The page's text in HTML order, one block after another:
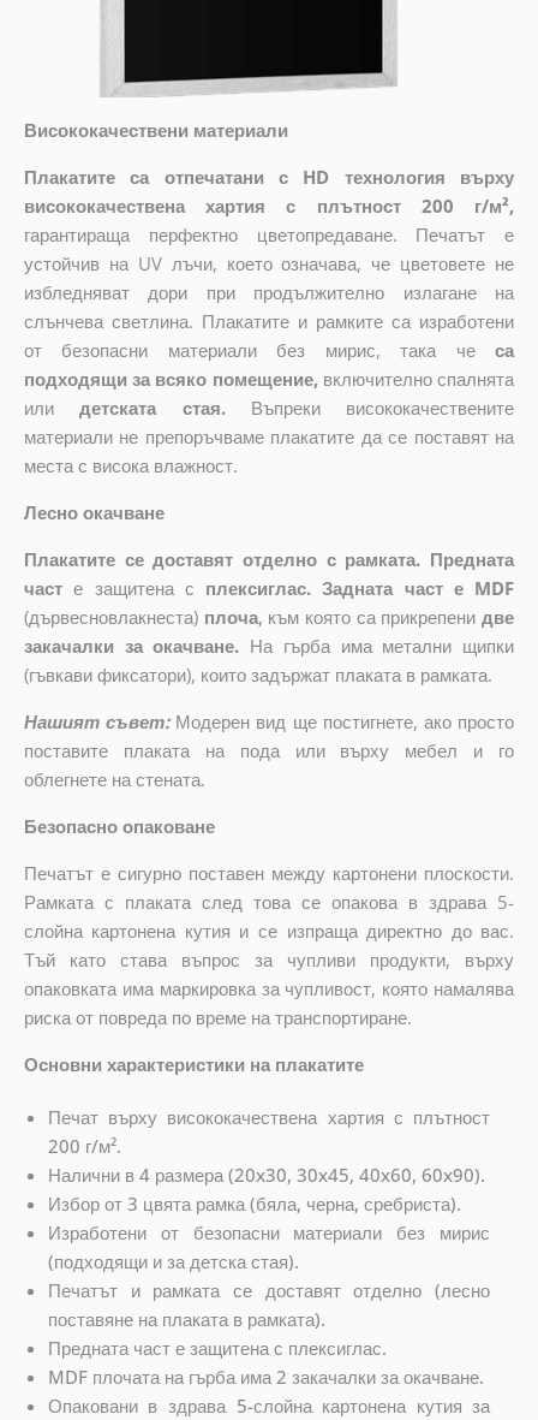
Висококачествени материали
Плакатите са отпечатани с HD технология върху
висококачествена хартия с плътност 200 г/м²,
гарантираща перфектно цветопредаване. Печатът е
устойчив на UV лъчи, което означава, че цветовете не
избледняват дори при продължително излагане на
слънчева светлина. Плакатите и рамките са изработени
от безопасни материали без мирис, така че
са
подходящи за всяко помещение, включително спалнята
или
детската стая.
Въпреки висококачествените
материали не препоръчваме плакатите да се поставят на
места с висока влажност.
Лесно окачване
Плакатите се доставят отделно с рамката. Предната
част е защитена с плексиглас. Задната част е MDF
(дървесновлакнеста) плоча, към която са прикрепени две
закачалки за окачване. На гърба има метални щипки
(гъвкави фиксатори), които задържат плаката в рамката.
Нашият съвет: Модерен вид ще постигнете, ако просто
поставите плаката на пода или върху мебел и го
облегнете на стената.
Безопасно опаковане
Печатът е сигурно поставен между картонени плоскости.
Рамката с плаката след това се опакова в здрава 5-
слойна картонена кутия и се изпраща директно до вас.
Тъй като става въпрос за чупливи продукти, върху
опаковката има маркировка за чупливост, която намалява
риска от повреда по време на транспортиране.
Основни характеристики на плакатите
Печат върху висококачествена хартия с плътност
200 г/м².
Налични в 4 размера (20x30, 30x45, 40x60, 60x90).
Избор от 3 цвята рамка (бяла, черна, сребриста).
Изработени от безопасни материали без мирис
(подходящи и за детска стая).
Печатът и рамката се доставят отделно (лесно
поставяне на плаката в рамката).
Предната част е защитена с плексиглас.
MDF плочата на гърба има 2 закачалки за окачване.
Опаковани в здрава 5-слойна картонена кутия за